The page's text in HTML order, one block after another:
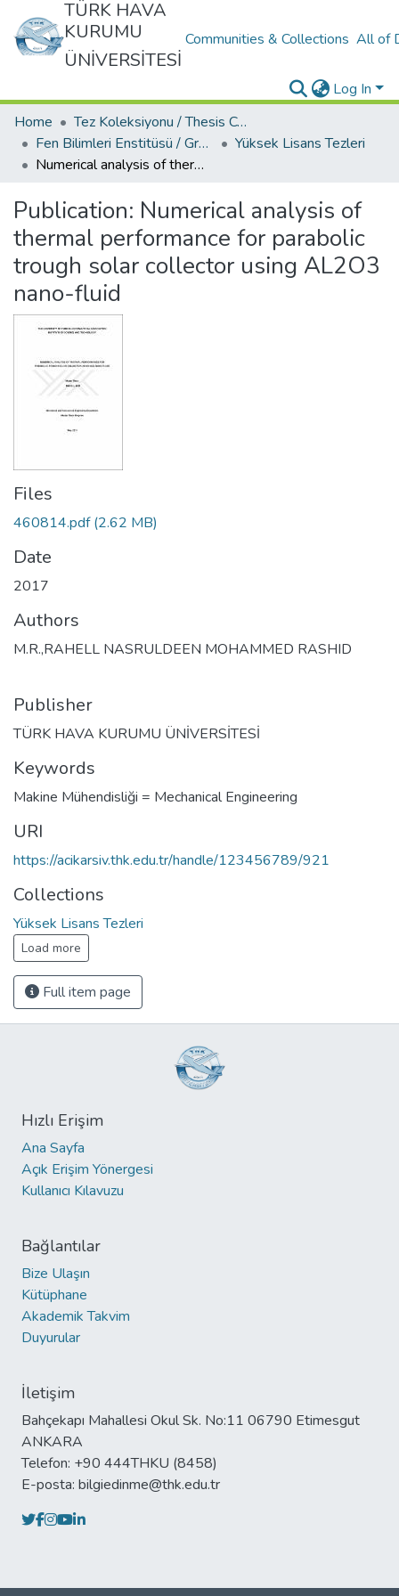
TÜRK HAVA
KURUMU
ÜNİVERSİTESİ
Communities & Collections All of
Log In
Home
Tez Koleksiyonu / Thesis Collection
Fen Bilimleri Enstitüsü / Graduate School Of Natural Applied Sciences
Yüksek Lisans Tezleri
Numerical analysis of thermal performance for parabolic trough solar collector using AL2O3 nano-fluid
Publication: Numerical analysis of
thermal performance for parabolic
trough solar collector using AL2O3
nano-fluid
Files
460814.pdf(2.62 MB)
Date
2017
Authors
M.R.,RAHELL NASRULDEEN MOHAMMED RASHID
Publisher
TÜRK HAVA KURUMU ÜNİVERSİTESİ
Keywords
Makine Mühendisliği = Mechanical Engineering
URI
https://acikarsiv.thk.edu.tr/handle/123456789/921
Collections
Yüksek Lisans Tezleri
Load more
Full item page
Hızlı Erişim
Ana Sayfa
Açık Erişim Yönergesi
Kullanıcı Kılavuzu
Bağlantılar
Bize Ulaşın
Kütüphane
Akademik Takvim
Duyurular
İletişim
Bahçekapı Mahallesi Okul Sk. No:11 06790 Etimesgut
ANKARA
Telefon: +90 444THKU (8458)
E-posta: bilgiedinme@thk.edu.tr